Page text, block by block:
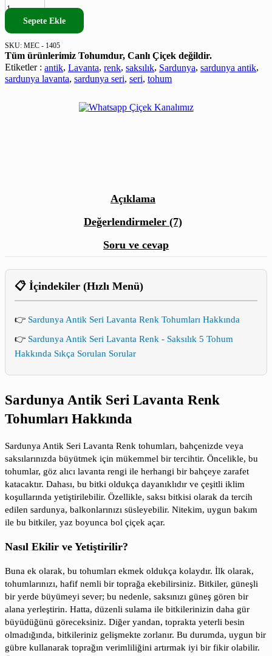
Sepete Ekle
SKU: MEC - 1405
Tüm ürünlerimiz Tohumdur, Canlı Çiçek değildir.
Etiketler : antik, Lavanta, renk, saksılık, Sardunya, sardunya antik,
sardunya lavanta, sardunya seri, seri, tohum
Açıklama
Değerlendirmeler (7)
Soru ve cevap
📋 İçindekiler (Hızlı Menü)
👉 Sardunya Antik Seri Lavanta Renk Tohumları Hakkında
👉 Sardunya Antik Seri Lavanta Renk - Saksılık 5 Tohum
Hakkında Sıkça Sorulan Sorular
Sardunya Antik Seri Lavanta Renk
Tohumları Hakkında
Sardunya Antik Seri Lavanta Renk tohumları, bahçenizde veya
saksılarınızda büyütmek için mükemmel bir tercihtir. Öncelikle, bu
tohumlar, göz alıcı lavanta rengi ile herhangi bir bahçeye zarafet
katacaktır. Dahası, bu bitki oldukça dayanıklıdır ve çeşitli iklim
koşullarında yetiştirilebilir. Özellikle, saksı bitkisi olarak da tercih
edilen sardunya, balkonlarınızı süsleyebilir. Nitekim, uygun bakım
ile bu bitkiler, yaz boyunca bol çiçek açar.
Nasıl Ekilir ve Yetiştirilir?
Buna ek olarak, bu tohumları ekmek oldukça kolaydır. İlk olarak,
tohumlarınızı, hafif nemli bir toprağa ekebilirsiniz. Bitkiler, güneşli
bir yerde büyümeyi sever; bu nedenle, saksınızı güneş gören bir
alana yerleştirin. Hatta, düzenli sulama ile bitkilerinizin daha gür
büyüdüğünü göreceksiniz. Diğer yandan, toprakta yeterli besin
olmadığında, bitkileriniz gelişmekte zorlanır. Bu durumda, uygun bir
gübre kullanarak toprağın verimliliğini artırmak iyi bir fikir olabilir.